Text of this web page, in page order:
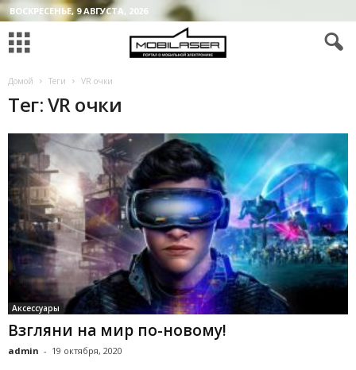
ВОСКРЕСЕНЬЕ, 9 АВГУСТА, 2026
Домой Теги VR очки
Тег: VR очки
Аксессуары
Взгляни на мир по-новому!
admin - 19 октября, 2020